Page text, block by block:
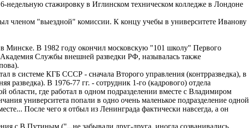
недельную стажировку в Иглинском техническом колледже в Лондоне
членом "выездной" комиссии. К концу учебы в университете Иванову
В 1982 году окончил московскую "101 школу" Первого
Службы внешней разведки РФ, называлась также
в системе КГБ СССР - сначала Второго управления (контрразведка), в
разведка). В 1976-77 гг. - сотрудник 1-го (кадрового) отдела
где работал в одном подразделении вместе с Владимиром
университета попали в одно очень маленькое подразделение одной
После чего я отбыл из Ленинграда фактически навсегда, а он
с В.Путиным ("...не забывали друг-друга, иногда созванивались,